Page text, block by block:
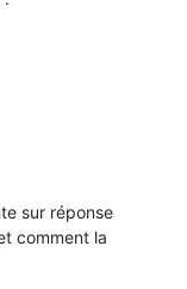
sur réponse
comment la